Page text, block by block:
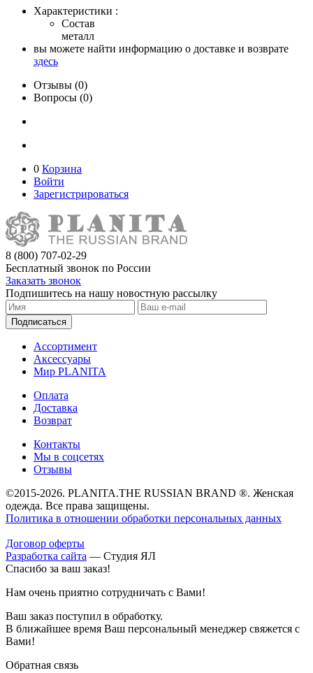
Характеристики :
Состав
металл
вы можете найти информацию о доставке и возврате
здесь
Отзывы (0)
Вопросы (0)
0 Корзина
Войти
Зарегистрироваться
8 (800) 707-02-29
Бесплатный звонок по России
Заказать звонок
Подпишитесь на нашу новостную рассылку
Подписаться
Ассортимент
Аксессуары
Мир PLANITA
Оплата
Доставка
Возврат
Контакты
Мы в соцсетях
Отзывы
©2015-2026. PLANITA.THE RUSSIAN BRAND ®. Женская
одежда. Все права защищены.
Политика в отношении обработки персональных данных
Договор оферты
Разработка сайта — Студия ЯЛ
Спасибо за ваш заказ!
Нам очень приятно сотрудничать с Вами!
Ваш заказ поступил в обработку.
В ближайшее время Ваш персональный менеджер свяжется с
Вами!
Обратная связь